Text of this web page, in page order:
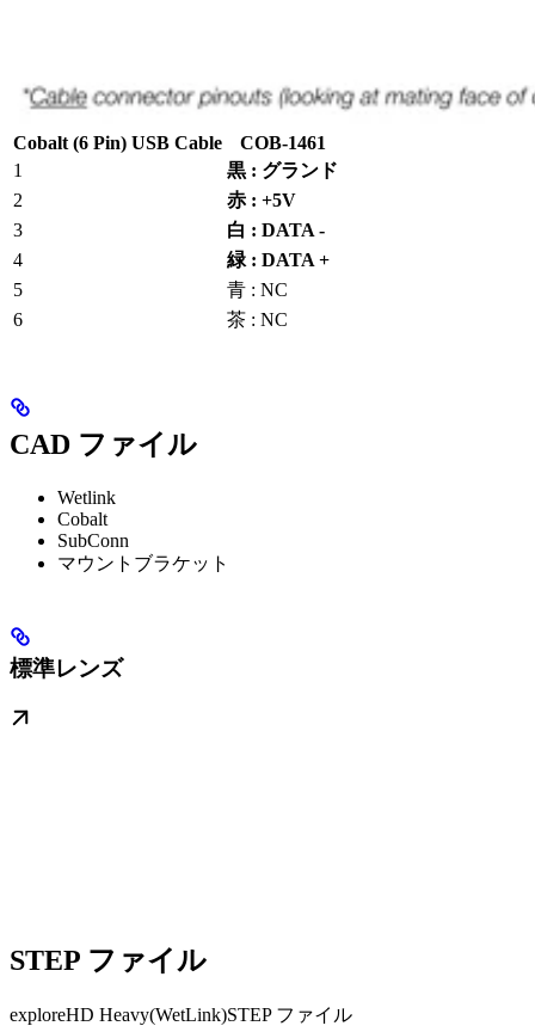
Cobalt (6 Pin) USB Cable
COB-1461
1
黒 : グランド
2
赤 : +5V
3
白 : DATA -
4
緑 : DATA +
5
青 : NC
6
茶 : NC
CAD ファイル
Wetlink
Cobalt
SubConn
マウントブラケット
標準レンズ
STEP ファイル
exploreHD Heavy(WetLink)STEP ファイル